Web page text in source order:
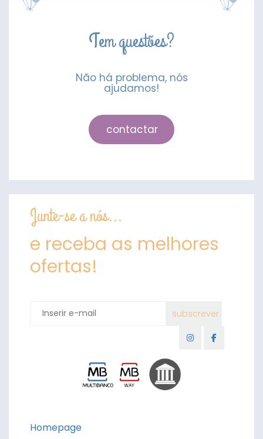
Tem questões?
Não há problema, nós
ajudamos!
contactar
Junte-se a nós...
e receba as melhores
ofertas!
Homepage